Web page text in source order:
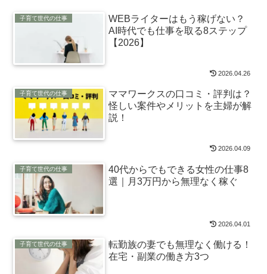
子育て世代の仕事
WEBライターはもう稼げない？
AI時代でも仕事を取る8ステップ
【2026】
2026.04.26
子育て世代の仕事
ママワークスの口コミ・評判は？
怪しい案件やメリットを主婦が解
説！
2026.04.09
子育て世代の仕事
40代からでもできる女性の仕事8
選｜月3万円から無理なく稼ぐ
2026.04.01
子育て世代の仕事
転勤族の妻でも無理なく働ける！
在宅・副業の働き方3つ